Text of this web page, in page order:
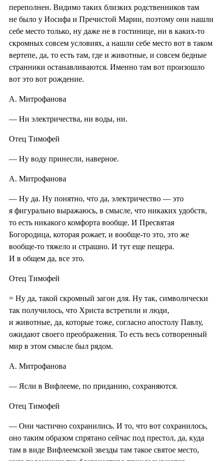
переполнен. Видимо таких близких родственников там
не было у Иосифа и Пречистой Марии, поэтому они нашли
себе место только, ну даже не в гостинице, ни в каких-то
скромных совсем условиях, а нашли себе место вот в таком
вертепе, да, то есть там, где и животные, и совсем бедные
странники останавливаются. Именно там вот произошло
вот это вот рождение.
А. Митрофанова
— Ни электричества, ни воды, ни.
Отец Тимофей
— Ну воду принесли, наверное.
А. Митрофанова
— Ну да. Ну понятно, что да, электричество — это
я фигурально выражаюсь, в смысле, что никаких удобств,
то есть никакого комфорта вообще. И Пресвятая
Богородица, которая рожает, и вообще-то это, это же
вообще-то тяжело и страшно. И тут еще пещера.
И в общем да, все это.
Отец Тимофей
= Ну да, такой скромный загон для. Ну так, символически
так получилось, что Христа встретили и люди,
и животные, да, которые тоже, согласно апостолу Павлу,
ожидают своего преображения. То есть весь сотворенный
мир в этом смысле был рядом.
А. Митрофанова
— Ясли в Вифлееме, по приданию, сохраняются.
Отец Тимофей
— Они частично сохранились. И то, что вот сохранилось,
оно таким образом спрятано сейчас под престол, да, куда
там в виде Вифлеемской звезды там такое святое место,